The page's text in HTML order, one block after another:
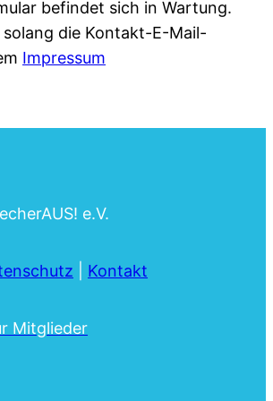
befindet sich in Wartung.
die Kontakt-E-Mail-
Impressum
e.V.
Kontakt
Mitglieder